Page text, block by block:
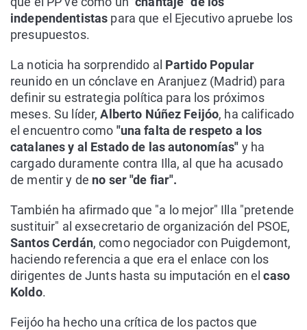
independentistas para que el Ejecutivo apruebe los
presupuestos.
La noticia ha sorprendido al Partido Popular
reunido en un cónclave en Aranjuez (Madrid) para
definir su estrategia política para los próximos
meses. Su líder,Alberto Núñez Feijóo, ha calificado
el encuentro como "una falta de respeto a los
catalanes y al Estado de las autonomías" y ha
cargado duramente contra Illa, al que ha acusado
de mentir y de no ser "de fiar".
También ha afirmado que "a lo mejor" Illa "pretende
sustituir" al exsecretario de organización del PSOE,
Santos Cerdán, como negociador con Puigdemont,
haciendo referencia a que era el enlace con los
dirigentes de Junts hasta su imputación en elcaso
Koldo.
Feijóo ha hecho una crítica de los pactos que